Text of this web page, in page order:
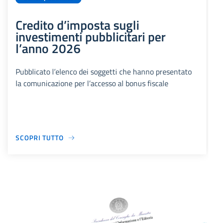
Credito d’imposta sugli
investimenti pubblicitari per
l’anno 2026
Pubblicato l’elenco dei soggetti che hanno presentato
la comunicazione per l’accesso al bonus fiscale
SCOPRI TUTTO